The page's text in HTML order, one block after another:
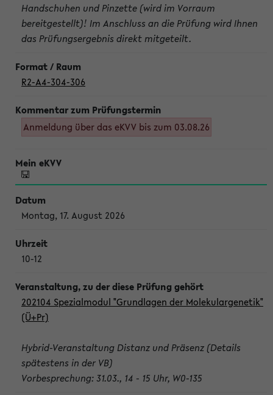
Handschuhen und Pinzette (wird im Vorraum
bereitgestellt)! Im Anschluss an die Prüfung wird Ihnen
das Prüfungsergebnis direkt mitgeteilt.
R2-A4-304-306
Anmeldung über das eKVV bis zum 03.08.26
Montag, 17. August 2026
10-12
202104 Spezialmodul "Grundlagen der Molekulargenetik"
(Ü+Pr)
Hybrid-Veranstaltung Distanz und Präsenz (Details
spätestens in der VB)
Vorbesprechung: 31.03., 14 - 15 Uhr, W0-135